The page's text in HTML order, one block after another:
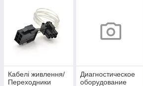
Кабелі живлення/
Переходники
Диагностическое
оборудование